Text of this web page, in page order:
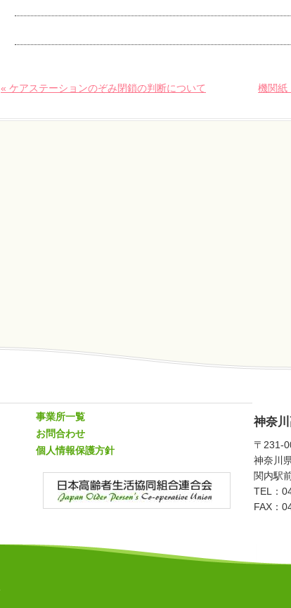
« ケアステーションのぞみ閉鎖の判断について 機関紙
事業所一覧
お問合わせ
個人情報保護方針
神奈
〒231-
神奈川
関内駅
TEL：
FAX：